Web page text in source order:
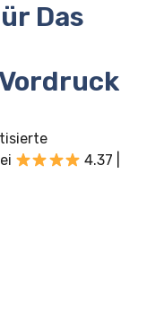
Das
4.37 |